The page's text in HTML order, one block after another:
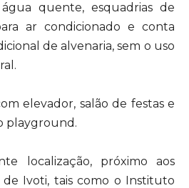
quente, esquadrias de
ar condicionado e conta
de alvenaria, sem o uso
elevador, salão de festas e
playground.
localização, próximo aos
de Ivoti, tais como o Instituto